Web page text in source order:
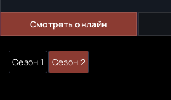
Смотреть онлайн
Сезон 1 Сезон 2